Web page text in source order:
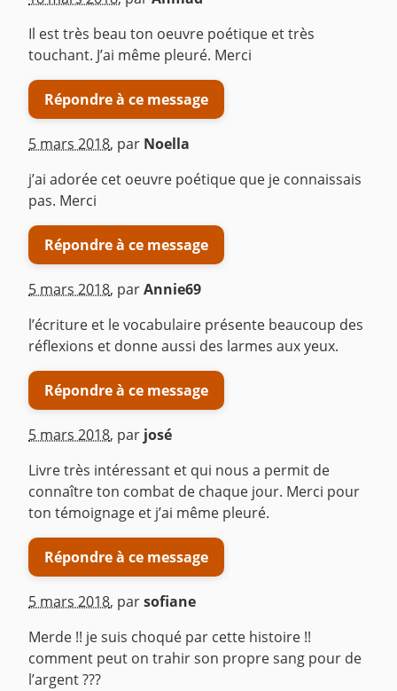
Il est très beau ton oeuvre poétique et très
touchant. J’ai même pleuré. Merci
Répondre à ce message
5 mars 2018, par Noella
j’ai adorée cet oeuvre poétique que je connaissais
pas. Merci
Répondre à ce message
5 mars 2018, parAnnie69
l’écriture et le vocabulaire présente beaucoup des
réflexions et donne aussi des larmes aux yeux.
Répondre à ce message
5 mars 2018, par josé
Livre très intéressant et qui nous a permit de
connaître ton combat de chaque jour. Merci pour
ton témoignage et j’ai même pleuré.
Répondre à ce message
5 mars 2018, parsofiane
Merde !! je suis choqué par cette histoire !!
comment peut on trahir son propre sang pour de
l’argent ???